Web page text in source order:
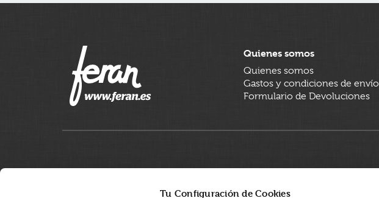
Tu Configuración de Cookies
Quienes somos
Quienes somos
Gastos y condiciones de envío
Formulario de Devoluciones